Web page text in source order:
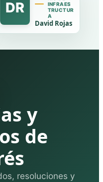
DR
INFRAES
TRUCTUR
A
David Rojas
y
de
resoluciones y